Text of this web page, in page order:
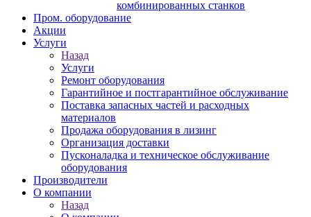
комбинированных станков
Пром. оборудование
Акции
Услуги
Назад
Услуги
Ремонт оборудования
Гарантийное и постгарантийное обслуживание
Поставка запасных частей и расходных
материалов
Продажа оборудования в лизинг
Организация доставки
Пусконаладка и техническое обслуживание
оборудования
Производители
О компании
Назад